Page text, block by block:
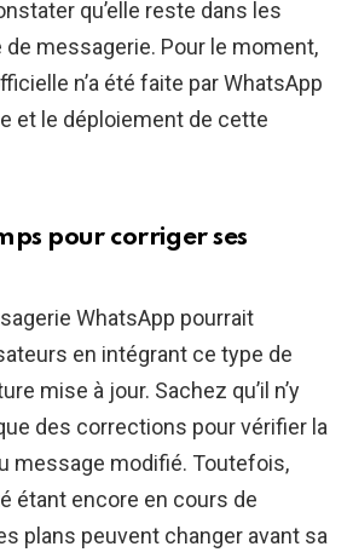
qu’elle reste dans les
messagerie. Pour le moment,
n’a été faite par WhatsApp
et le déploiement de cette
pour corriger ses
WhatsApp pourrait
en intégrant ce type de
mise à jour. Sachez qu’il n’y
des corrections pour vérifier la
message modifié. Toutefois,
étant encore en cours de
plans peuvent changer avant sa